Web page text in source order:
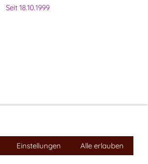
Seit 18.10.1999
Einstellungen Alle erlauben